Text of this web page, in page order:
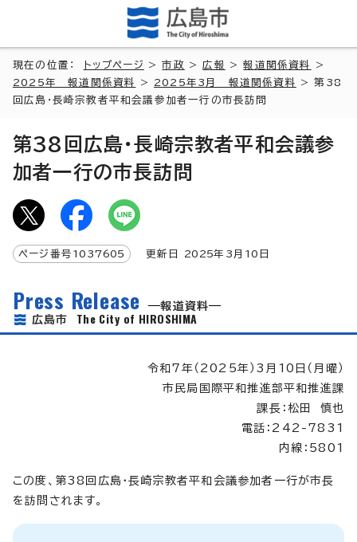
現在の位置： トップページ >市政 >広報 >報道関係資料
>
2025年 報道関係資料
> 2025年3月 報道関係資料
> 第38
回広島・長崎宗教者平和会議参加者一行の市長訪問
第38回広島・長崎宗教者平和会議参
加者一行の市長訪問
ページ番号 1037605 更新日 2025年3月 10 日
Press Release
報道資料
広島市 The City of HIROSHIMA
令和7年（2025年）3月10日（月曜）
市民局国際平和推進部平和推進課
課長：松田 慎也
電話：242-7831
内線：5801
この度、第38回広島・長崎宗教者平和会議参加者一行が市長
を訪問されます。